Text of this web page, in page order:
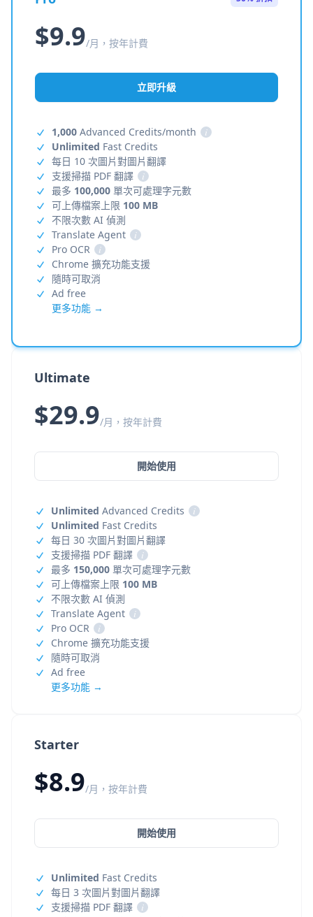
Starter
$8.9/月，按年計費
開始使用
Unlimited Fast Credits
每日 3 次圖片對圖片翻譯
支援掃描 PDF 翻譯
i
$9.9/月，按年計費
立即升級
1,000 Advanced Credits/month
i
Unlimited Fast Credits
每日 10 次圖片對圖片翻譯
支援掃描 PDF 翻譯
i
最多 100,000 單次可處理字元數
可上傳檔案上限 100 MB
不限次數 AI 偵測
Translate Agent
i
Pro OCR
i
Chrome 擴充功能支援
隨時可取消
Ad free
更多功能 →
Ultimate
$29.9/月，按年計費
開始使用
Unlimited Advanced Credits
i
Unlimited Fast Credits
每日 30 次圖片對圖片翻譯
支援掃描 PDF 翻譯
i
最多 150,000 單次可處理字元數
可上傳檔案上限 100 MB
不限次數 AI 偵測
Translate Agent
i
Pro OCR
i
Chrome 擴充功能支援
隨時可取消
Ad free
更多功能 →